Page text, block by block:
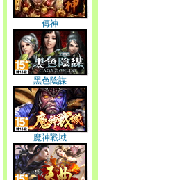
傳神
黑色陰謀
魔神戰域